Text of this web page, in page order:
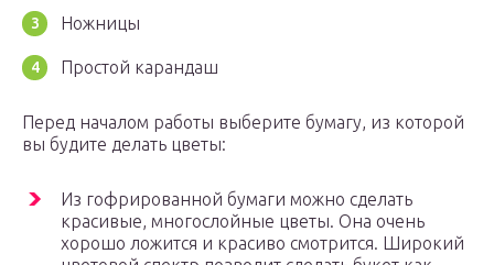
Ножницы
Простой карандаш
Перед началом работы выберите бумагу, из которой
вы будите делать цветы:
Из гофрированной бумаги можно сделать
красивые, многослойные цветы. Она очень
хорошо ложится и красиво смотрится. Широкий